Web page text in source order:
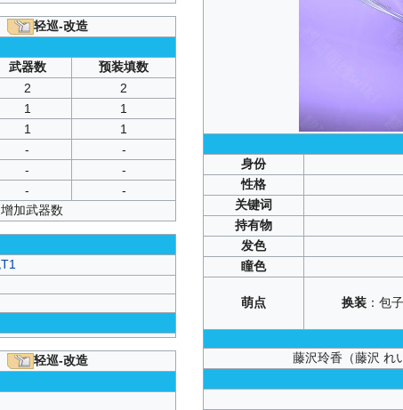
轻巡-改造
武器数
预装填数
2
2
1
1
1
1
-
-
-
-
-
-
加武器数
轻巡-改造
身份
性格
关键词
持有物
发色
瞳色
萌点
换装 ：包
藤沢玲香（藤沢 れ